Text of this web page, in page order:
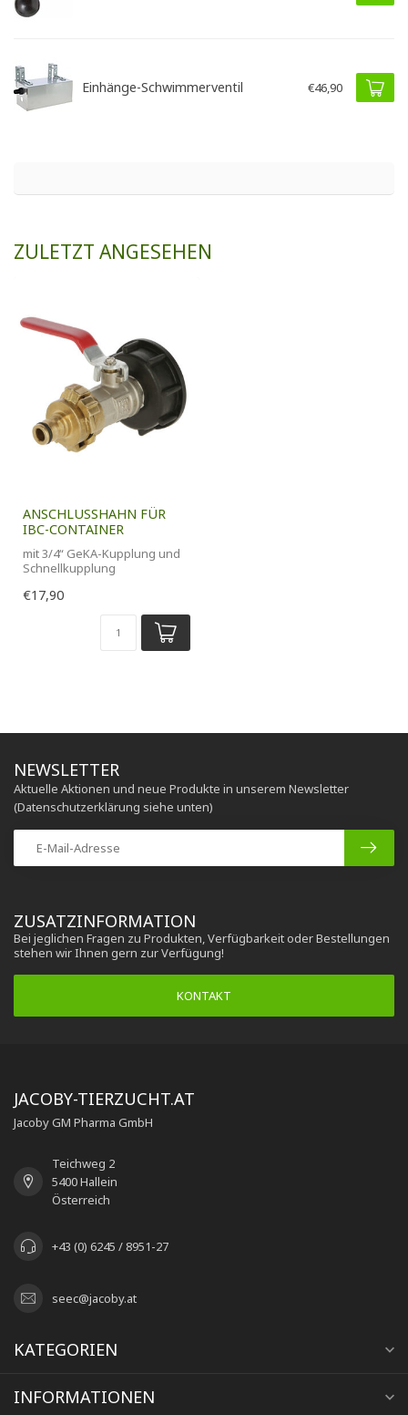
Einhänge-Schwimmerventil €46,90
ZULETZT ANGESEHEN
ANSCHLUSSHAHN FÜR
IBC-CONTAINER
mit 3/4“ GeKA-Kupplung und
Schnellkupplung
€17,90
ZUSATZINFORMATION
Bei jeglichen Fragen zu Produkten, Verfügbarkeit oder Bestellungen
stehen wir Ihnen gern zur Verfügung!
KONTAKT
NEWSLETTER
Aktuelle Aktionen und neue Produkte in unserem Newsletter
(Datenschutzerklärung siehe unten)
JACOBY-TIERZUCHT.AT
Jacoby GM Pharma GmbH
Teichweg 2
5400 Hallein
Österreich
+43 (0) 6245 / 8951-27
seec@jacoby.at
KATEGORIEN
INFORMATIONEN